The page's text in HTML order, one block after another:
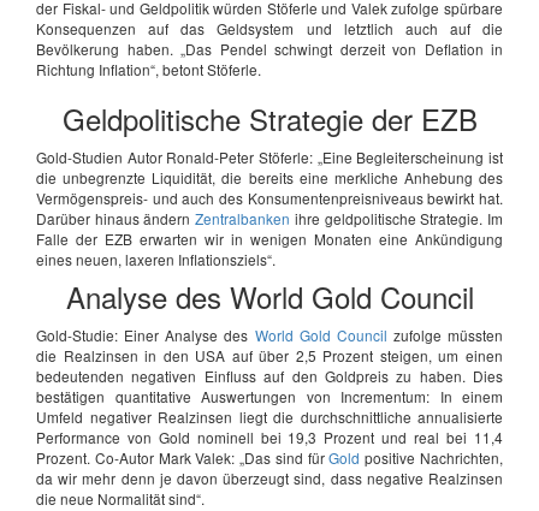
der Fiskal- und Geldpolitik würden Stöferle und Valek zufolge spürbare
Konsequenzen auf das Geldsystem und letztlich auch auf die
Bevölkerung haben. „Das Pendel schwingt derzeit von Deflation in
Richtung Inflation“, betont Stöferle.
Geldpolitische Strategie der EZB
Gold-Studien Autor Ronald-Peter Stöferle: „Eine Begleiterscheinung ist
die unbegrenzte Liquidität, die bereits eine merkliche Anhebung des
Vermögenspreis- und auch des Konsumentenpreisniveaus bewirkt hat.
Darüber hinaus ändernZentralbanken ihre geldpolitische Strategie. Im
Falle der EZB erwarten wir in wenigen Monaten eine Ankündigung
eines neuen, laxeren Inflationsziels“.
Analyse des World Gold Council
Gold-Studie: Einer Analyse des World Gold Council zufolge müssten
die Realzinsen in den USA auf über 2,5 Prozent steigen, um einen
bedeutenden negativen Einfluss auf den Goldpreis zu haben. Dies
bestätigen quantitative Auswertungen von Incrementum: In einem
Umfeld negativer Realzinsen liegt die durchschnittliche annualisierte
Performance von Gold nominell bei 19,3 Prozent und real bei 11,4
Prozent. Co-Autor Mark Valek: „Das sind fürGold positive Nachrichten,
da wir mehr denn je davon überzeugt sind, dass negative Realzinsen
die neue Normalität sind“.